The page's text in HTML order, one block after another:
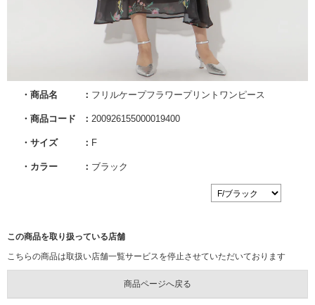
商品名 フリルケープフラワープリントワンピース
商品コード 200926155000019400
サイズ F
カラー ブラック
この商品を取り扱っている店舗
こちらの商品は取扱い店舗一覧サービスを停止させていただいております